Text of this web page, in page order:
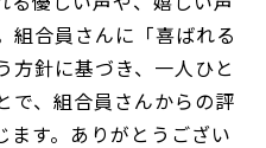
組合員さんに「喜ばれる
方針に基づき、一人ひと
で、組合員さんからの評
ます。ありがとうござい